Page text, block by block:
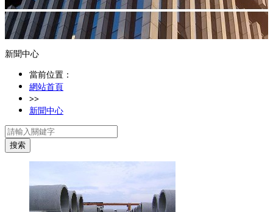
新聞中心
當前位置：
網站首頁
>>
新聞中心
搜索